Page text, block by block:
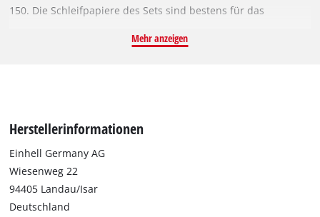
150. Die Schleifpapiere des Sets sind bestens für das
Lack geeignet. Sie haben einen Durchmesser von 150 mm und
mit der Körnung K120 und jeweils zwei Schleifpapiere mit der
Körnung K80 und K40.
Mehr anzeigen
Herstellerinformationen
Einhell Germany AG
Wiesenweg 22
94405 Landau/Isar
Deutschland